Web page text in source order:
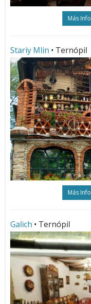
Más Info
Stariy Mlin • Ternópil
Más Info
Galich • Ternópil